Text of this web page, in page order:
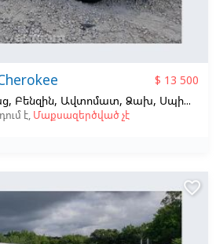
$ 13 500
Բենզին, Ավտոմատ, Ձախ, Սպիտակ
է, Մաքսազերծված չէ
favorite_border